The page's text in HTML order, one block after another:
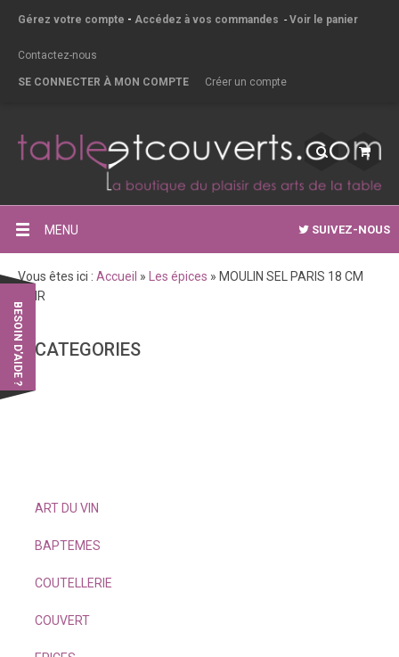
Gérez votre compte - Accédez à vos commandes - Voir le panier
Contactez-nous
SE CONNECTER À MON COMPTE Créer un compte
MENU SUIVEZ-NOUS
Vous êtes ici : Accueil » Les épices » MOULIN SEL PARIS 18 CM
NOIR
CATEGORIES
ART DU VIN
BAPTEMES
COUTELLERIE
COUVERT
BESOIN D'AIDE ?